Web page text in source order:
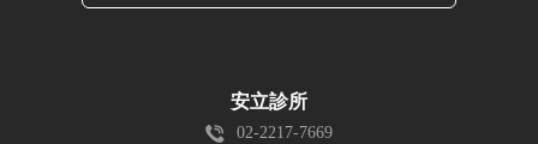
安立診所
02-2217-7669